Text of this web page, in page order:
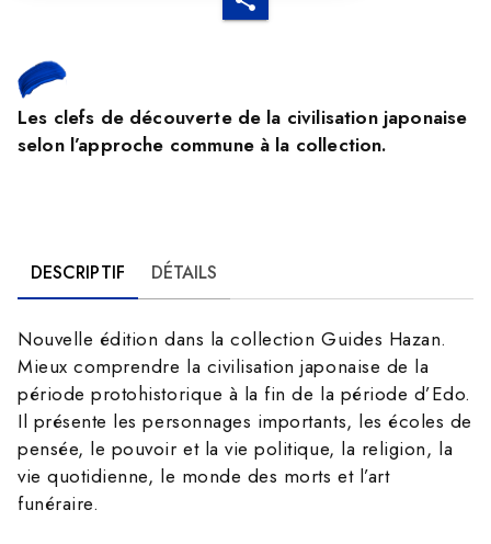
Les clefs de découverte de la civilisation japonaise
selon l’approche commune à la collection.
DESCRIPTIF DÉTAILS
Nouvelle édition dans la collection Guides Hazan.
Mieux comprendre la civilisation japonaise de la
période protohistorique à la fin de la période d’Edo.
Il présente les personnages importants, les écoles de
pensée, le pouvoir et la vie politique, la religion, la
vie quotidienne, le monde des morts et l’art
funéraire.